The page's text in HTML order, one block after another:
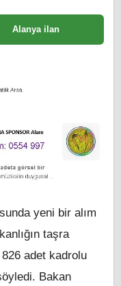
Alanya ilan
yeni bir alım
taşra
adet kadrolu
Bakan